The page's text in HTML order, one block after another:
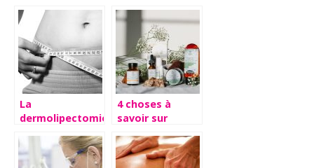
astuces
calvitie et
l’alopécie
La
dermolipectomie
déroulement et
avantages
4 choses à
savoir sur